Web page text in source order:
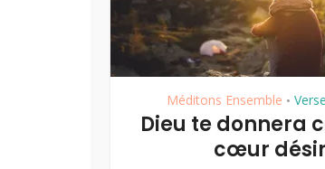
Méditons Ensemble •
Dieu te donnera
cœur